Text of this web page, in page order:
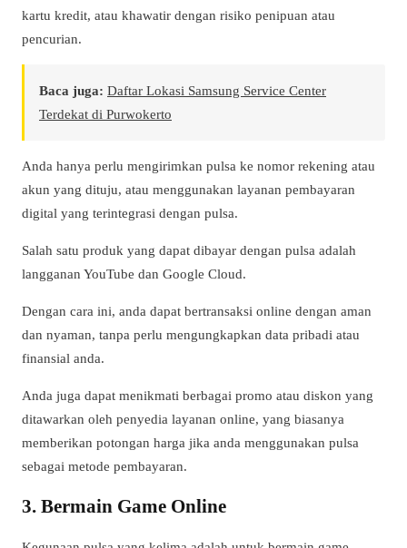
kartu kredit, atau khawatir dengan risiko penipuan atau
pencurian.
Baca juga: Daftar Lokasi Samsung Service Center
Terdekat di Purwokerto
Anda hanya perlu mengirimkan pulsa ke nomor rekening atau
akun yang dituju, atau menggunakan layanan pembayaran
digital yang terintegrasi dengan pulsa.
Salah satu produk yang dapat dibayar dengan pulsa adalah
langganan YouTube dan Google Cloud.
Dengan cara ini, anda dapat bertransaksi online dengan aman
dan nyaman, tanpa perlu mengungkapkan data pribadi atau
finansial anda.
Anda juga dapat menikmati berbagai promo atau diskon yang
ditawarkan oleh penyedia layanan online, yang biasanya
memberikan potongan harga jika anda menggunakan pulsa
sebagai metode pembayaran.
3. Bermain Game Online